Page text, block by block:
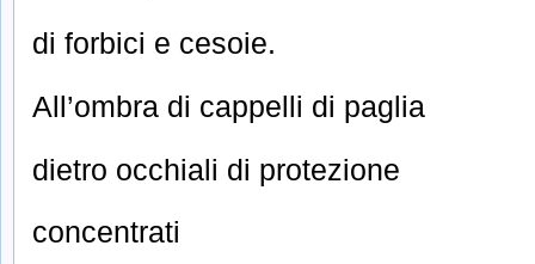
di forbici e cesoie.
All’ombra di cappelli di paglia
dietro occhiali di protezione
concentrati